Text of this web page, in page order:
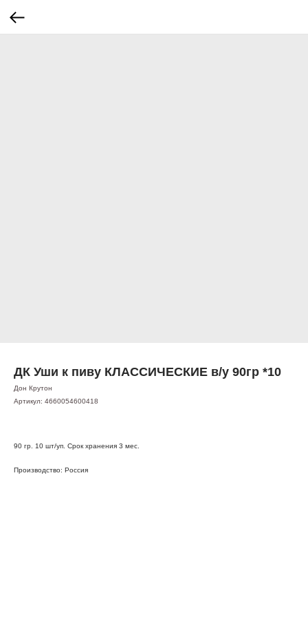
ДК Уши к пиву КЛАССИЧЕСКИЕ в/у 90гр *10
Дон Крутон
Артикул: 4660054600418
90 гр. 10 шт/уп. Срок хранения 3 мес.
Производство: Россия